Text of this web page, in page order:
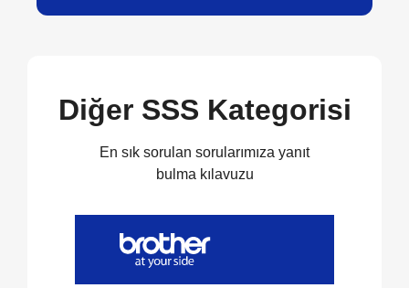
Diğer SSS Kategorisi
En sık sorulan sorularımıza yanıt
bulma kılavuzu